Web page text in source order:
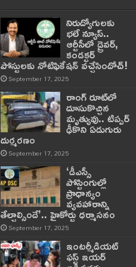
నిరుద్యోగులకు
భలే న్యూస్..
ఆర్టీసీలో డ్రైవర్,
కండక్టర్‌
పోస్టులకు నోటిఫికేషన్‌ వచ్చేసిందోచ్‌!
September 17, 2025
రాంగ్ రూట్‌లో
దూసుకొచ్చిన
మృత్యువు.. టిప్పర్
ఢీకొని ఏడుగురు
దుర్మరణం
September 17, 2025
‘డీఎస్సీ
పోస్టింగుల్లో
ప్రాధాన్యం
వ్యవహారాన్ని
తేల్చాల్సిందే’.. హైకోర్టు ధర్మాసనం
September 17, 2025
ఇంటర్మీడియట్
ఫస్ట్‌ ఇయర్‌